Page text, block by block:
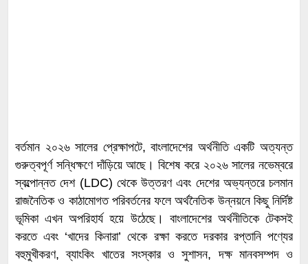
বর্তমান ২০২৬ সালের প্রেক্ষাপটে, বাংলাদেশের অর্থনীতি একটি অত্যন্ত
গুরুত্বপূর্ণ সন্ধিক্ষণে দাঁড়িয়ে আছে। বিশেষ করে ২০২৬ সালের নভেম্বরে
স্বল্পোন্নত দেশ (LDC) থেকে উত্তরণ এবং দেশের অভ্যন্তরে চলমান
রাজনৈতিক ও কাঠামোগত পরিবর্তনের ফলে অর্থনৈতিক উন্নয়নে কিছু নির্দিষ্ট
ভূমিকা এখন অপরিহার্য হয়ে উঠেছে। ​বাংলাদেশের অর্থনীতিকে টেকসই
করতে এবং ‘খাদের কিনারা’ থেকে রক্ষা করতে দরকার রপ্তানি পণ্যের
বহুমুখীকরণ, ব্যাংকিং খাতের সংস্কার ও সুশাসন, দক্ষ মানবসম্পদ ও